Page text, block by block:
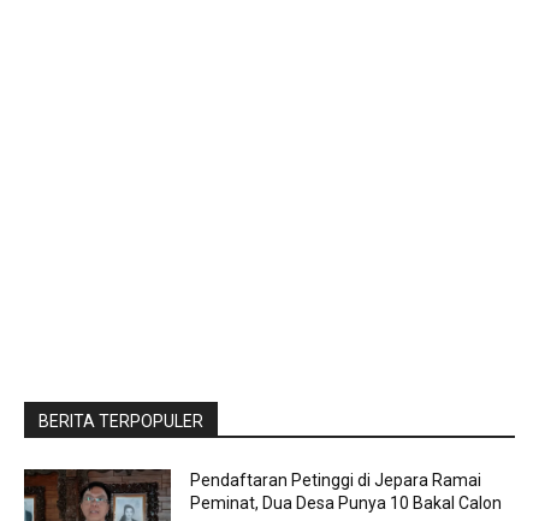
BERITA TERPOPULER
Pendaftaran Petinggi di Jepara Ramai
Peminat, Dua Desa Punya 10 Bakal Calon